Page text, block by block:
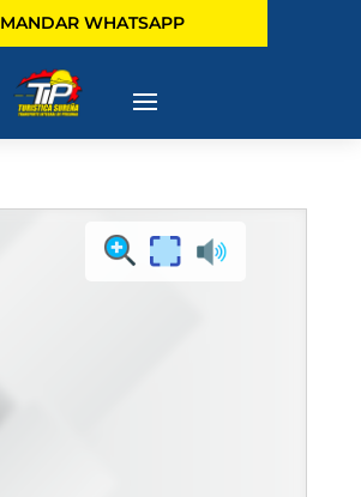
MANDAR WHATSAPP